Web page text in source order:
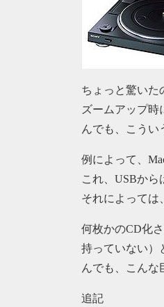
ちょっと驚いた
ズームアップ時
んでも、こうい
例によって、
これ、USBから
それによっては
何枚かのCD化
持っていない）
んでも、こんな
追記